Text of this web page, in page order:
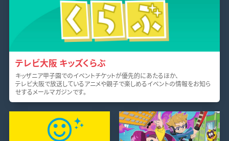
テレビ大阪 キッズくらぶ
キッザニア甲子園でのイベントチケットが優先的にあたるほか、
テレビ大阪で放送しているアニメや親子で楽しめるイベントの情報をお知ら
せするメールマガジンです。